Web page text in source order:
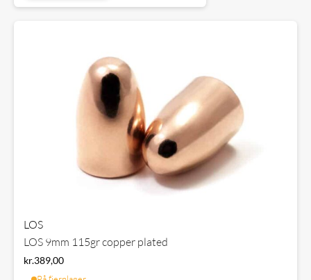
LOS
LOS 9mm 115gr copper plated
kr.389,00